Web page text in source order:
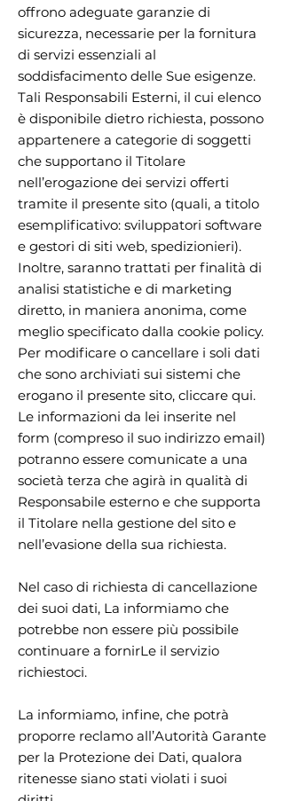
offrono adeguate garanzie di
sicurezza, necessarie per la fornitura
di servizi essenziali al
soddisfacimento delle Sue esigenze.
Tali Responsabili Esterni, il cui elenco
è disponibile dietro richiesta, possono
appartenere a categorie di soggetti
che supportano il Titolare
nell’erogazione dei servizi offerti
tramite il presente sito (quali, a titolo
esemplificativo: sviluppatori software
e gestori di siti web, spedizionieri).
Inoltre, saranno trattati per finalità di
analisi statistiche e di marketing
diretto, in maniera anonima, come
meglio specificato dalla cookie policy.
Per modificare o cancellare i soli dati
che sono archiviati sui sistemi che
erogano il presente sito, cliccare qui.
Le informazioni da lei inserite nel
form (compreso il suo indirizzo email)
potranno essere comunicate a una
società terza che agirà in qualità di
Responsabile esterno e che supporta
il Titolare nella gestione del sito e
nell’evasione della sua richiesta.
Nel caso di richiesta di cancellazione
dei suoi dati, La informiamo che
potrebbe non essere più possibile
continuare a fornirLe il servizio
richiestoci.
La informiamo, infine, che potrà
proporre reclamo all’Autorità Garante
per la Protezione dei Dati, qualora
ritenesse siano stati violati i suoi